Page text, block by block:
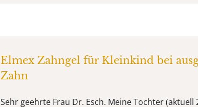
Elmex Zahngel für Kleinkind bei
Zahn
Sehr geehrte Frau Dr. Esch. Meine Tochter (aktuell